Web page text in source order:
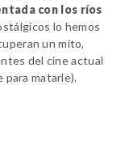
con los ríos
lo hemos
un mito,
del cine actual
para matarle).